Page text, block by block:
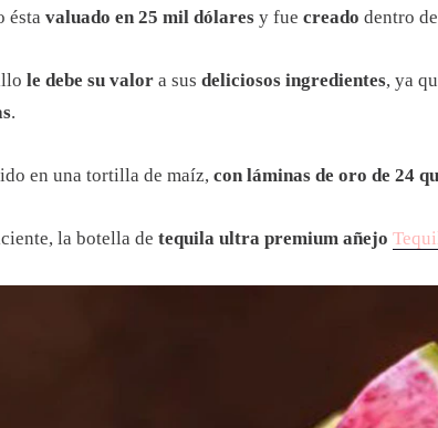
ésta valuado en 25 mil dólares y fue creado dentro
le debe su valor a sus deliciosos ingredientes, ya
.
en una tortilla de maíz, con láminas de oro de 24
la botella de tequila ultra premium añejo